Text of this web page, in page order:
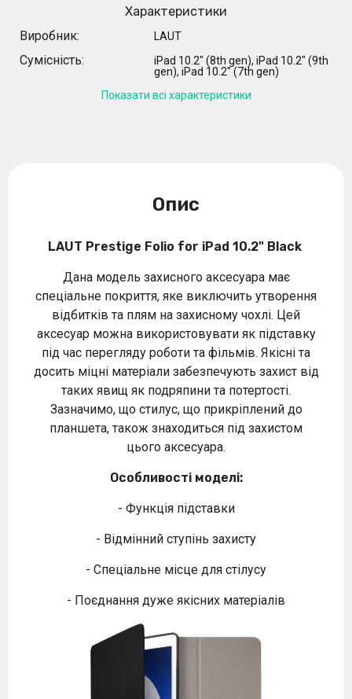
Характеристики
Виробник:
LAUT
Сумісність:
iPad 10.2" (8th gen), iPad 10.2" (9th
gen), iPad 10.2" (7th gen)
Показати всі характеристики
Опис
LAUT Prestige Folio for iPad 10.2" Black
Дана модель захисного аксесуара має
спеціальне покриття, яке виключить утворення
відбитків та плям на захисному чохлі. Цей
аксесуар можна використовувати як підставку
під час перегляду роботи та фільмів. Якісні та
досить міцні матеріали забезпечують захист від
таких явищ як подряпини та потертості.
Зазначимо, що стилус, що прикріплений до
планшета, також знаходиться під захистом
цього аксесуара.
Особливості моделі:
- Функція підставки
- Відмінний ступінь захисту
- Спеціальне місце для стілусу
- Поєднання дуже якісних матеріалів